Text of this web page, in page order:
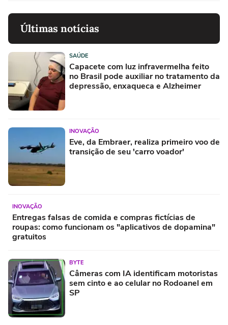
Últimas notícias
SAÚDE
Capacete com luz infravermelha feito
no Brasil pode auxiliar no tratamento da
depressão, enxaqueca e Alzheimer
INOVAÇÃO
Eve, da Embraer, realiza primeiro voo de
transição de seu 'carro voador'
INOVAÇÃO
Entregas falsas de comida e compras fictícias de
roupas: como funcionam os "aplicativos de dopamina"
gratuitos
BYTE
Câmeras com IA identificam motoristas
sem cinto e ao celular no Rodoanel em
SP